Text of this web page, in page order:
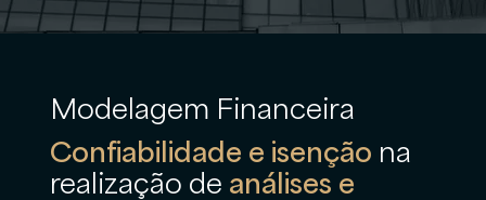
Confiabilidade e isenção na
realização de análises e
Modelagem Financeira